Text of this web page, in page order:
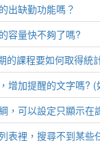
出缺勤功能嗎？
容量快不夠了嗎?
的課程要如何取得統
增加提醒的文字嗎? (
，可以設定只顯示在
表裡，搜尋不到某些